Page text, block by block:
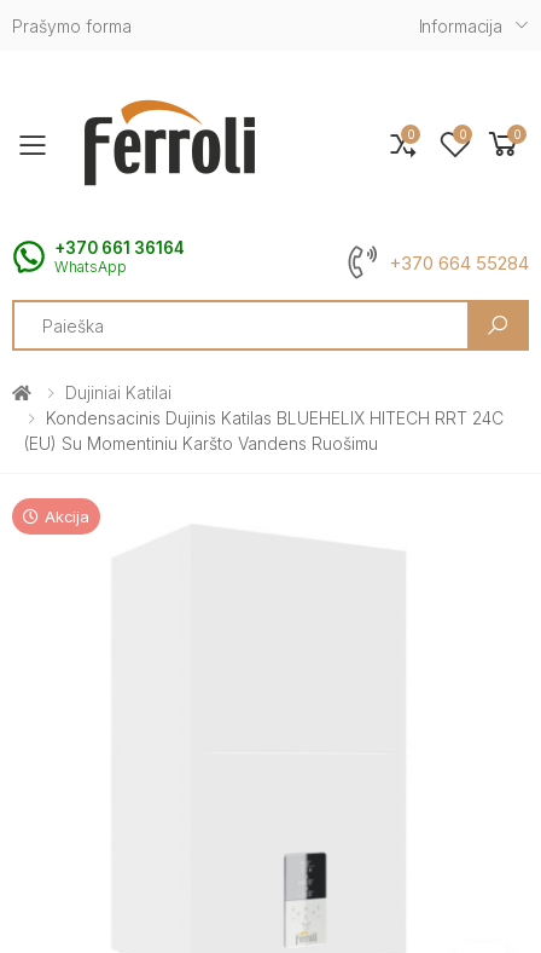
Prašymo forma Informacija
Toggle mobile menu
+370 661 36164
WhatsApp +370 664 55284
Search
0 0 0
Dujiniai Katilai
Kondensacinis Dujinis Katilas BLUEHELIX HITECH RRT 24C
(EU) Su Momentiniu Karšto Vandens Ruošimu
Akcija